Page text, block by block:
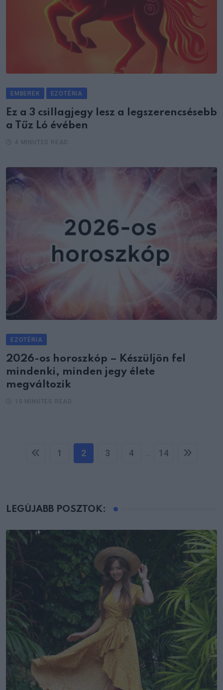
EMBEREK EZOTÉRIA
Ez a 3 csillagjegy lesz a legszerencsésebb
a Tűz Ló évében
EZOTÉRIA
2026-os horoszkóp – Készüljön fel
mindenki, minden jegy élete
megváltozik
1 2 3 4 ... 14
LEGÚJABB POSZTOK: